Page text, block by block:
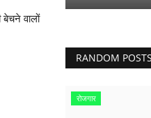
वालों
RANDOM POSTS
रोजगार